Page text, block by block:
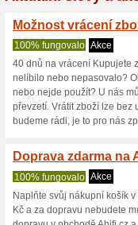
Hlavní
2
Zobrazení: